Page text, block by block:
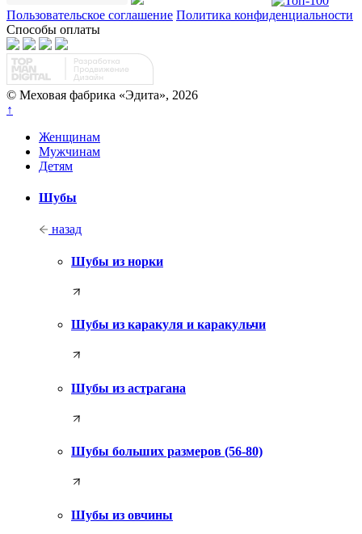
Пользовательское соглашение Политика конфиденциальности
Способы оплаты
© Меховая фабрика «Эдита», 2026
↑
Женщинам
Мужчинам
Детям
Шубы
назад
Шубы из норки
Шубы из каракуля и каракульчи
Шубы из астрагана
Шубы больших размеров (56-80)
Шубы из овчины